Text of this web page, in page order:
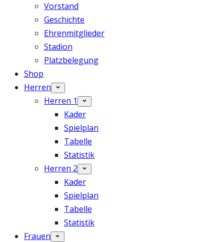
Vorstand
Geschichte
Ehrenmitglieder
Stadion
Platzbelegung
Shop
Herren
Herren 1
Kader
Spielplan
Tabelle
Statistik
Herren 2
Kader
Spielplan
Tabelle
Statistik
Frauen